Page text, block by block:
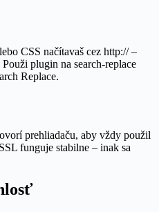
CSS načítavaš cez http:// –
plugin na search-replace
Replace.
prehliadaču, aby vždy použil
funguje stabilne – inak sa